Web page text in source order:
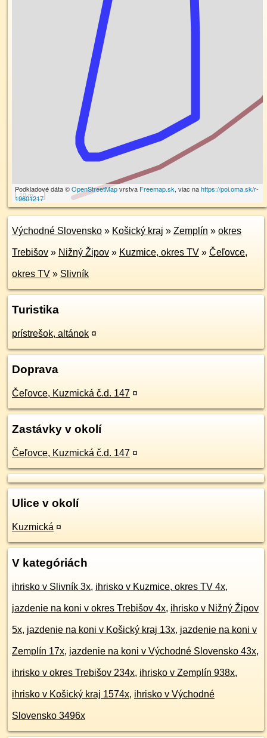
10 m
Podkladové dáta ©OpenStreetMapvrstva Freemap.sk, viac nahttps://poi.oma.sk/r-
19601217
Východné Slovensko » Košický kraj » Zemplín » okres
Trebišov » Nižný Žipov » Kuzmice, okres TV » Čeľovce,
okres TV » Slivník
Turistika
prístrešok, altánok ¤
Doprava
Čeľovce, Kuzmická č.d. 147 ¤
Zastávky v okolí
Čeľovce, Kuzmická č.d. 147 ¤
Ulice v okolí
Kuzmická ¤
V kategóriách
ihrisko v Slivník 3x, ihrisko v Kuzmice, okres TV 4x,
jazdenie na koni v okres Trebišov 4x, ihrisko v Nižný Žipov
5x, jazdenie na koni v Košický kraj 13x, jazdenie na koni v
Zemplín 17x, jazdenie na koni v Východné Slovensko 43x,
ihrisko v okres Trebišov 234x, ihrisko v Zemplín 938x,
ihrisko v Košický kraj 1574x, ihrisko v Východné
Slovensko 3496x